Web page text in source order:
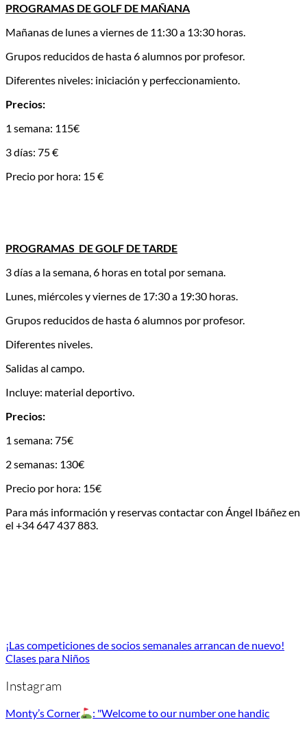
PROGRAMAS DE GOLF DE MAÑANA
Mañanas de lunes a viernes de 11:30 a 13:30 horas.
Grupos reducidos de hasta 6 alumnos por profesor.
Diferentes niveles: iniciación y perfeccionamiento.
Precios:
1 semana: 115€
3 días: 75 €
Precio por hora: 15 €
PROGRAMAS DE GOLF DE TARDE
3 días a la semana, 6 horas en total por semana.
Lunes, miércoles y viernes de 17:30 a 19:30 horas.
Grupos reducidos de hasta 6 alumnos por profesor.
Diferentes niveles.
Salidas al campo.
Incluye: material deportivo.
Precios:
1 semana: 75€
2 semanas: 130€
Precio por hora: 15€
Para más información y reservas contactar con Ángel Ibáñez en
el +34 647 437 883.
¡Las competiciones de socios semanales arrancan de nuevo!
Clases para Niños
Instagram
Monty’s Corner : "Welcome to our number one handic